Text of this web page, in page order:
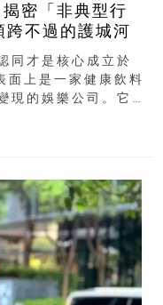
密「非典型行
跨不過的護城河
同才是核心成立於
上是一家健康飲料
現的娛樂公司。它最